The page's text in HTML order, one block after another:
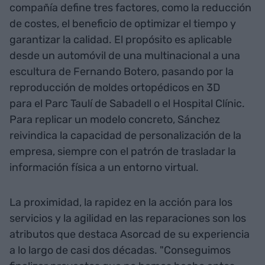
compañía define tres factores, como la reducción
de costes, el beneficio de optimizar el tiempo y
garantizar la calidad. El propósito es aplicable
desde un automóvil de una multinacional a una
escultura de Fernando Botero, pasando por la
reproducción de moldes ortopédicos en 3D
para el Parc Taulí de Sabadell o el Hospital Clínic.
Para replicar un modelo concreto, Sánchez
reivindica la capacidad de personalización de la
empresa, siempre con el patrón de trasladar la
información física a un entorno virtual.
La proximidad, la rapidez en la acción para los
servicios y la agilidad en las reparaciones son los
atributos que destaca Asorcad de su experiencia
a lo largo de casi dos décadas. "Conseguimos